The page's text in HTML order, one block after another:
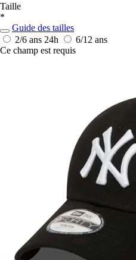
Taille
*
Guide des tailles
2/6 ans 24h
6/12 ans
Ce champ est requis